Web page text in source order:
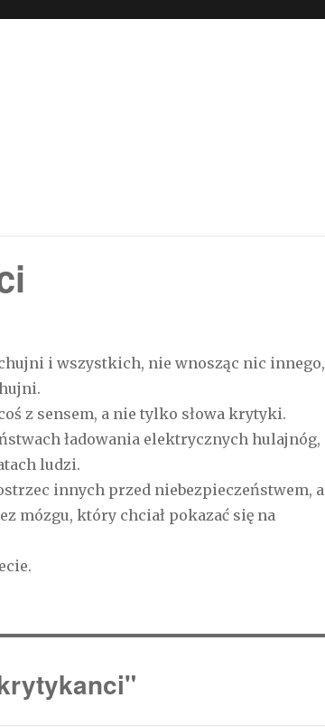
i wszystkich, nie wnosząc nic innego,
z sensem, a nie tylko słowa krytyki.
ładowania elektrycznych hulajnóg,
ludzi.
innych przed niebezpieczeństwem, a
mózgu, który chciał pokazać się na